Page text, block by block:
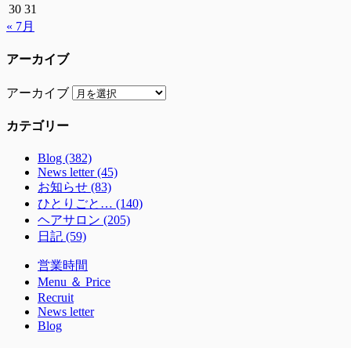
30 31
« 7月
アーカイブ
アーカイブ
カテゴリー
Blog (382)
News letter (45)
お知らせ (83)
ひとりごと… (140)
ヘアサロン (205)
日記 (59)
営業時間
Menu ＆ Price
Recruit
News letter
Blog